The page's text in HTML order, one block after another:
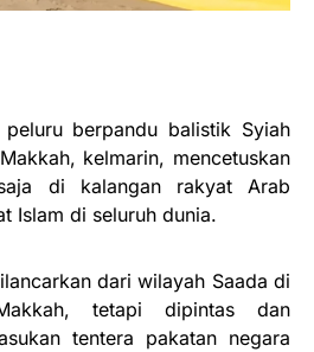
peluru berpandu balistik Syiah
kelmarin, mencetuskan
di kalangan rakyat Arab
Islam di seluruh dunia.
dari wilayah Saada di
tetapi dipintas dan
tentera pakatan negara